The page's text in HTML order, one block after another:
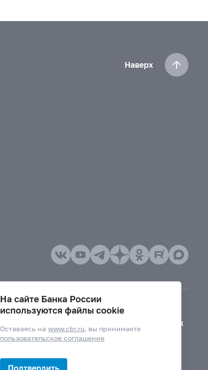
Наверх
Версия для слабовидящих
На сайте Банка России
используются файлы cookie
Оставаясь наwww.cbr.ru, вы принимаете
пользовательское соглашение
Подтвердить